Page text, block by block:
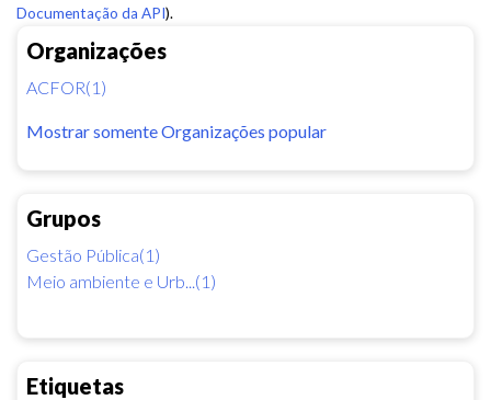
Organizações
ACFOR(1)
Mostrar somente Organizações popular
Grupos
Gestão Pública(1)
Meio ambiente e Urb...(1)
Etiquetas
Documentação da API).